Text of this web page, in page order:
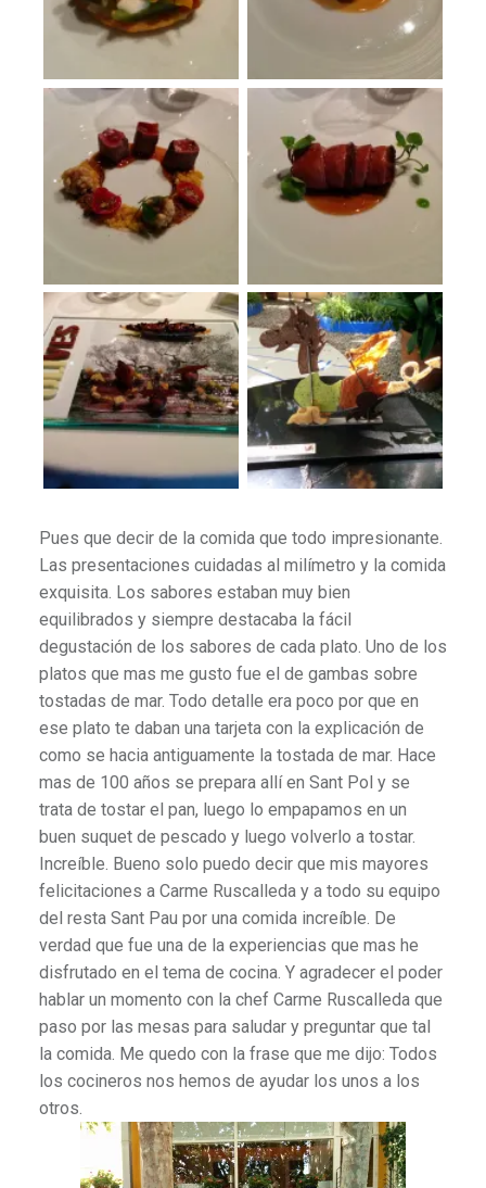
Pues que decir de la comida que todo impresionante.
Las presentaciones cuidadas al milímetro y la comida
exquisita. Los sabores estaban muy bien
equilibrados y siempre destacaba la fácil
degustación de los sabores de cada plato. Uno de los
platos que mas me gusto fue el de gambas sobre
tostadas de mar. Todo detalle era poco por que en
ese plato te daban una tarjeta con la explicación de
como se hacia antiguamente la tostada de mar. Hace
mas de 100 años se prepara allí en Sant Pol y se
trata de tostar el pan, luego lo empapamos en un
buen suquet de pescado y luego volverlo a tostar.
Increíble. Bueno solo puedo decir que mis mayores
felicitaciones a Carme Ruscalleda y a todo su equipo
del resta Sant Pau por una comida increíble. De
verdad que fue una de la experiencias que mas he
disfrutado en el tema de cocina. Y agradecer el poder
hablar un momento con la chef Carme Ruscalleda que
paso por las mesas para saludar y preguntar que tal
la comida. Me quedo con la frase que me dijo: Todos
los cocineros nos hemos de ayudar los unos a los
otros.